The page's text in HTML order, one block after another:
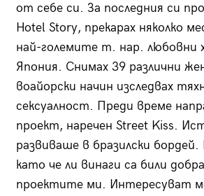
от себе си. За последния си
Hotel Story, прекарах няколко
най-големите т. нар. любовни
Япония. Снимах 39 различни
воайорски начин изследвах
сексуалност. Преди време
проект, наречен Street Kiss.
развиваше в бразилски
като че ли винаги са били
проектите ми. Интересуват